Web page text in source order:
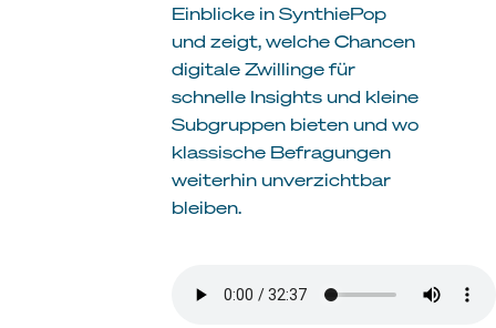
Einblicke in SynthiePop
und zeigt, welche Chancen
digitale Zwillinge für
schnelle Insights und kleine
Subgruppen bieten und wo
klassische Befragungen
weiterhin unverzichtbar
bleiben.